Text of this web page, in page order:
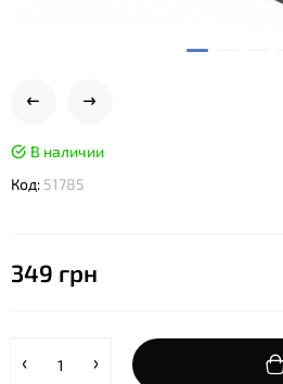
В наличии
Код: 51785
349 грн